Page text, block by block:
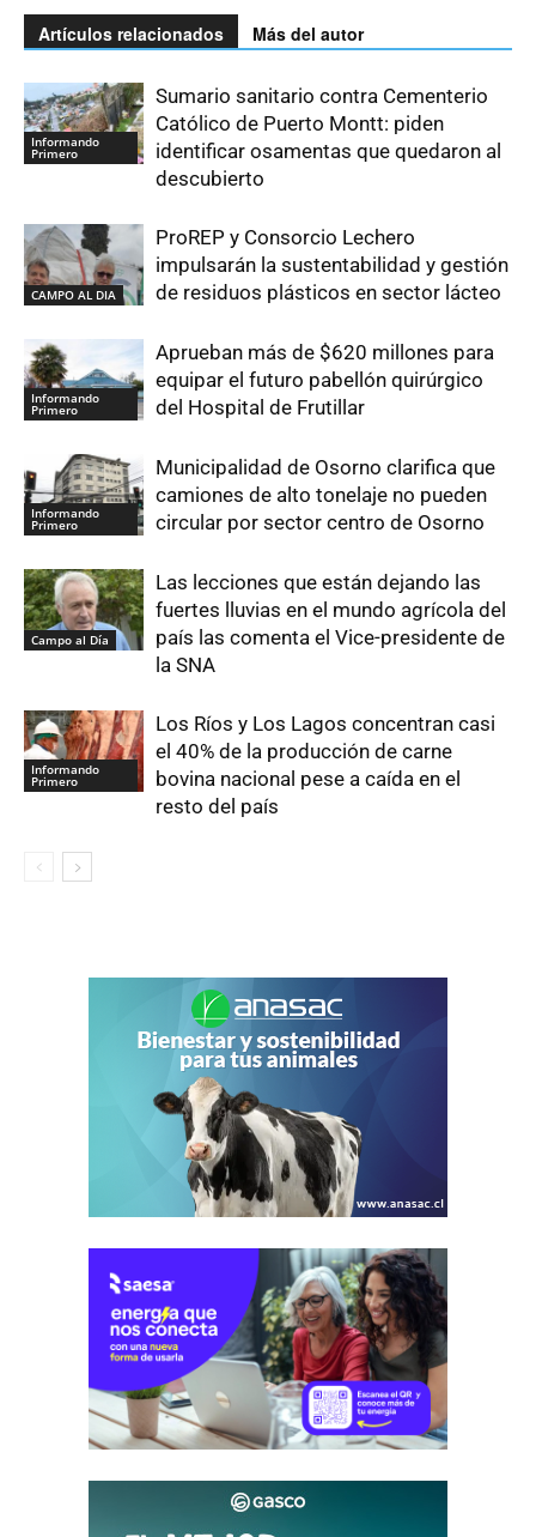
Artículos relacionados Más del autor
Informando
Primero
Sumario sanitario contra Cementerio
Católico de Puerto Montt: piden
identificar osamentas que quedaron al
descubierto
CAMPO AL DIA
ProREP y Consorcio Lechero
impulsarán la sustentabilidad y gestión
de residuos plásticos en sector lácteo
Informando
Primero
Aprueban más de $620 millones para
equipar el futuro pabellón quirúrgico
del Hospital de Frutillar
Informando
Primero
Municipalidad de Osorno clarifica que
camiones de alto tonelaje no pueden
circular por sector centro de Osorno
Campo al Día
Las lecciones que están dejando las
fuertes lluvias en el mundo agrícola del
país las comenta el Vice-presidente de
la SNA
Informando
Primero
Los Ríos y Los Lagos concentran casi
el 40% de la producción de carne
bovina nacional pese a caída en el
resto del país